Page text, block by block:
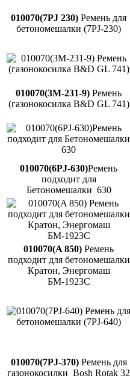
010070(7PJ 230) Ремень для
бетономешалки (7PJ-230)
010070(3M-231-9) Ремень
(газонокосилка B&D GL 741)
010070(6PJ-630)Ремень
подходит для
Бетономешалки 630
010070(A 850) Ремень
подходит для бетономешалки
Кратон, Энергомаш
БМ-1923С
010070(7PJ-370)Ремень для
газонокосилки Bosh Rotak 32